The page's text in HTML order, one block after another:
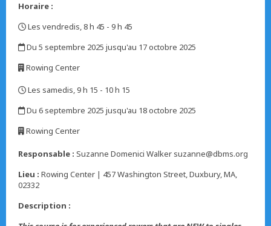
Horaire :
Les vendredis, 8 h 45 - 9 h 45
Du 5 septembre 2025 jusqu'au 17 octobre 2025
Rowing Center
Les samedis, 9 h 15 - 10 h 15
Du 6 septembre 2025 jusqu'au 18 octobre 2025
Rowing Center
Responsable : Suzanne Domenici Walker suzanne@dbms.org
Lieu : Rowing Center | 457 Washington Street, Duxbury, MA,
02332
Description :